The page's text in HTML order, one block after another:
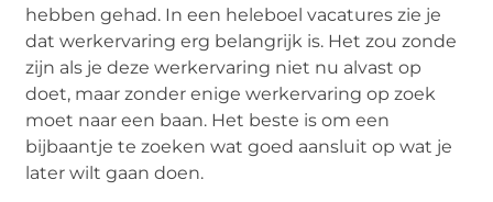
hebben gehad. In een heleboel vacatures zie je
dat werkervaring erg belangrijk is. Het zou zonde
zijn als je deze werkervaring niet nu alvast op
doet, maar zonder enige werkervaring op zoek
moet naar een baan. Het beste is om een
bijbaantje te zoeken wat goed aansluit op wat je
later wilt gaan doen.